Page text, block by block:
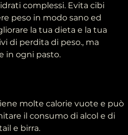
complessi. Evita cibi
peso in modo sano ed
la tua dieta e la tua
di perdita di peso., ma
in ogni pasto.
molte calorie vuote e può
il consumo di alcol e di
e birra.